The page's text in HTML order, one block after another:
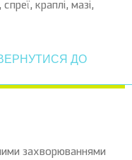
краплі, мазі,
ДО
захворюваннями